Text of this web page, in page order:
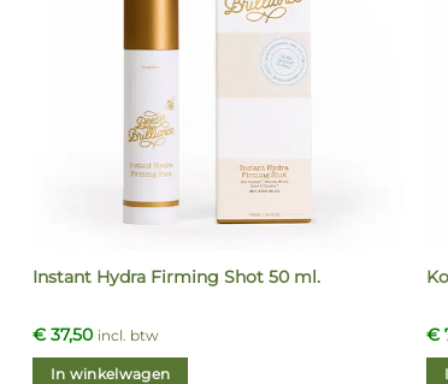
Instant Hydra Firming Shot 50 ml.
€37,50 incl. btw
In winkelwagen
€